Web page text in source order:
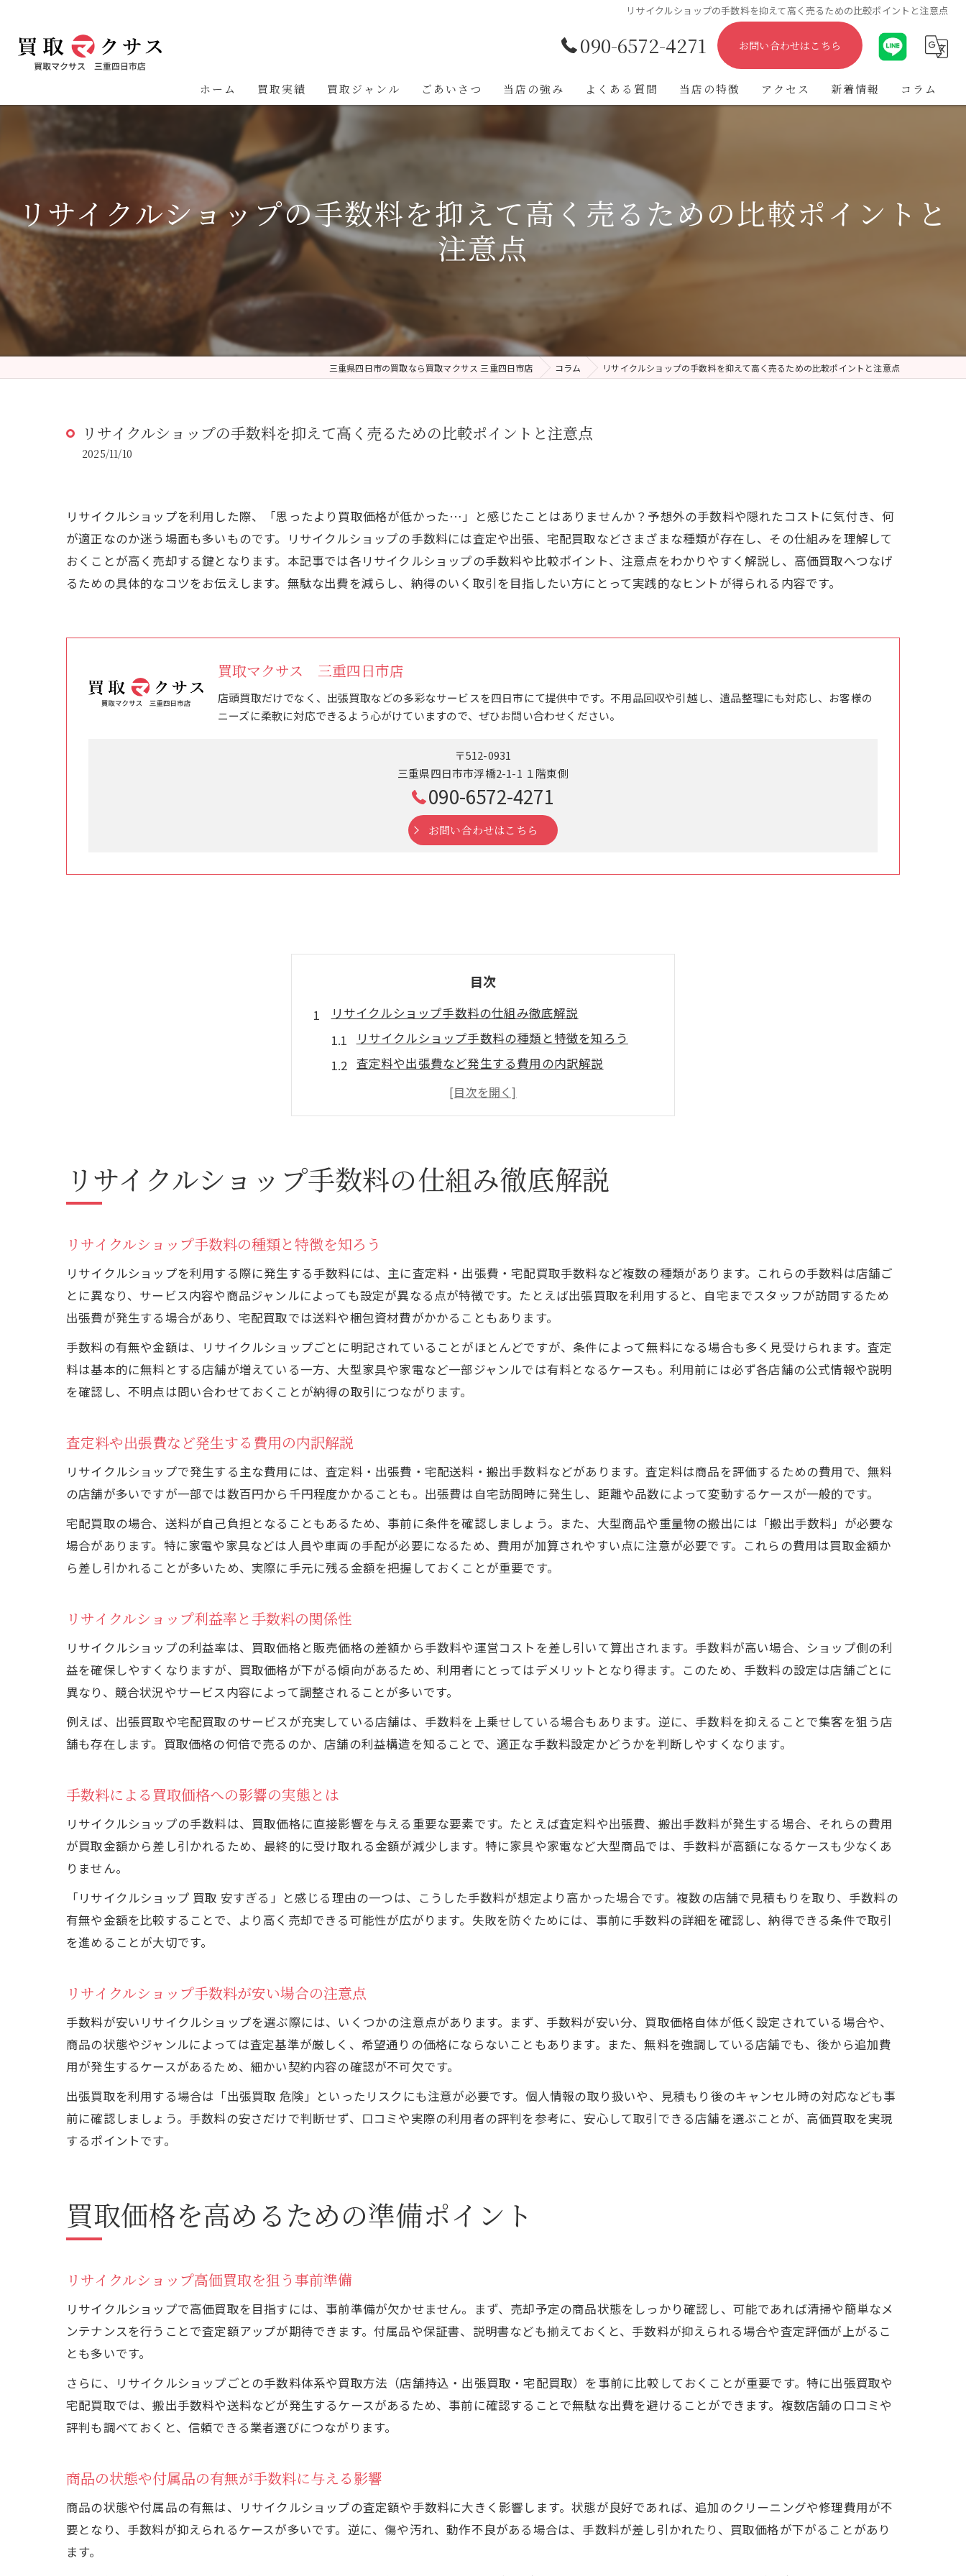
リサイクルショップの手数料を抑えて高く売るための比較ポイントと注意点
090-6572-4271 お問い合わせはこちら
ホーム 買取実績 買取ジャンル ごあいさつ 当店の強み よくある質問 当店の特徴
不用品
アクセス 新着情報 コラム
リサイクルショップの手数料を抑えて高く売るための比較ポイントと
注意点
三重県四日市の買取なら買取マクサス 三重四日市店 コラム リサイクルショップの手数料を抑えて高く売るための比較ポイントと注意点
リサイクルショップの手数料を抑えて高く売るための比較ポイントと注意点
2025/11/10
リサイクルショップを利用した際、「思ったより買取価格が低かった…」と感じたことはありませんか？予想外の手数料や隠れたコストに気付き、何
が適正なのか迷う場面も多いものです。リサイクルショップの手数料には査定や出張、宅配買取などさまざまな種類が存在し、その仕組みを理解して
おくことが高く売却する鍵となります。本記事では各リサイクルショップの手数料や比較ポイント、注意点をわかりやすく解説し、高価買取へつなげ
るための具体的なコツをお伝えします。無駄な出費を減らし、納得のいく取引を目指したい方にとって実践的なヒントが得られる内容です。
買取マクサス 三重四日市店
店頭買取だけでなく、出張買取などの多彩なサービスを四日市にて提供中です。不用品回収や引越し、遺品整理にも対応し、お客様の
ニーズに柔軟に対応できるよう心がけていますので、ぜひお問い合わせください。
〒512-0931
三重県四日市市浮橋2-1-1 １階東側
090-6572-4271
お問い合わせはこちら
目次
リサイクルショップ手数料の仕組み徹底解説
リサイクルショップ手数料の種類と特徴を知ろう
査定料や出張費など発生する費用の内訳解説
リサイクルショップ利益率と手数料の関係性
手数料による買取価格への影響の実態とは
買取価格を高めるための準備ポイント
リサイクルショップ高価買取を狙う事前準備
リサイクルショップ査定前にできるメンテナンス法
複数のリサイクルショップで買取相場を比較しよう
買取価格アップに繋がるリサイクルショップ選び
手数料が安すぎる時に注意すべき点
リサイクルショップ手数料が安すぎる背景とは
安い手数料がもたらす買取価格へのデメリット
リサイクルショップでよくある手数料トラブル事例
出張買取と手数料の関係を知る
リサイクルショップ出張買取と手数料の違い
出張買取で注意したい費用とその内訳
リサイクルショップ利用で出張費無料の条件
出張買取サービスのメリットとリスクを比較
納得の取引に近づく手数料比較法
リサイクルショップ手数料比較で失敗しないコツ
各リサイクルショップの手数料体系を理解しよう
買取価格と手数料のバランスを見極める方法
ネットと店舗のリサイクルショップ手数料の違い
リサイクルショップ手数料比較のポイント総まとめ
手数料が安いリサイクルショップの特徴とは
リサイクルショップ選びで重視したい口コミと評判
リサイクルショップ買取ランキングの活用法
リサイクルショップ手数料の仕組み徹底解説
リサイクルショップ手数料の種類と特徴を知ろう
リサイクルショップを利用する際に発生する手数料には、主に査定料・出張費・宅配買取手数料など複数の種類があります。これらの手数料は店舗ご
とに異なり、サービス内容や商品ジャンルによっても設定が異なる点が特徴です。たとえば出張買取を利用すると、自宅までスタッフが訪問するため
出張費が発生する場合があり、宅配買取では送料や梱包資材費がかかることもあります。
手数料の有無や金額は、リサイクルショップごとに明記されていることがほとんどですが、条件によって無料になる場合も多く見受けられます。査定
料は基本的に無料とする店舗が増えている一方、大型家具や家電など一部ジャンルでは有料となるケースも。利用前には必ず各店舗の公式情報や説明
を確認し、不明点は問い合わせておくことが納得の取引につながります。
査定料や出張費など発生する費用の内訳解説
リサイクルショップで発生する主な費用には、査定料・出張費・宅配送料・搬出手数料などがあります。査定料は商品を評価するための費用で、無料
の店舗が多いですが一部では数百円から千円程度かかることも。出張費は自宅訪問時に発生し、距離や品数によって変動するケースが一般的です。
宅配買取の場合、送料が自己負担となることもあるため、事前に条件を確認しましょう。また、大型商品や重量物の搬出には「搬出手数料」が必要な
場合があります。特に家電や家具などは人員や車両の手配が必要になるため、費用が加算されやすい点に注意が必要です。これらの費用は買取金額か
ら差し引かれることが多いため、実際に手元に残る金額を把握しておくことが重要です。
リサイクルショップ利益率と手数料の関係性
リサイクルショップの利益率は、買取価格と販売価格の差額から手数料や運営コストを差し引いて算出されます。手数料が高い場合、ショップ側の利
益を確保しやすくなりますが、買取価格が下がる傾向があるため、利用者にとってはデメリットとなり得ます。このため、手数料の設定は店舗ごとに
異なり、競合状況やサービス内容によって調整されることが多いです。
例えば、出張買取や宅配買取のサービスが充実している店舗は、手数料を上乗せしている場合もあります。逆に、手数料を抑えることで集客を狙う店
舗も存在します。買取価格の何倍で売るのか、店舗の利益構造を知ることで、適正な手数料設定かどうかを判断しやすくなります。
手数料による買取価格への影響の実態とは
リサイクルショップの手数料は、買取価格に直接影響を与える重要な要素です。たとえば査定料や出張費、搬出手数料が発生する場合、それらの費用
が買取金額から差し引かれるため、最終的に受け取れる金額が減少します。特に家具や家電など大型商品では、手数料が高額になるケースも少なくあ
りません。
「リサイクルショップ 買取 安すぎる」と感じる理由の一つは、こうした手数料が想定より高かった場合です。複数の店舗で見積もりを取り、手数料の
有無や金額を比較することで、より高く売却できる可能性が広がります。失敗を防ぐためには、事前に手数料の詳細を確認し、納得できる条件で取引
を進めることが大切です。
リサイクルショップ手数料が安い場合の注意点
手数料が安いリサイクルショップを選ぶ際には、いくつかの注意点があります。まず、手数料が安い分、買取価格自体が低く設定されている場合や、
商品の状態やジャンルによっては査定基準が厳しく、希望通りの価格にならないこともあります。また、無料を強調している店舗でも、後から追加費
用が発生するケースがあるため、細かい契約内容の確認が不可欠です。
出張買取を利用する場合は「出張買取 危険」といったリスクにも注意が必要です。個人情報の取り扱いや、見積もり後のキャンセル時の対応なども事
前に確認しましょう。手数料の安さだけで判断せず、口コミや実際の利用者の評判を参考に、安心して取引できる店舗を選ぶことが、高価買取を実現
するポイントです。
買取価格を高めるための準備ポイント
リサイクルショップ高価買取を狙う事前準備
リサイクルショップで高価買取を目指すには、事前準備が欠かせません。まず、売却予定の商品状態をしっかり確認し、可能であれば清掃や簡単なメ
ンテナンスを行うことで査定額アップが期待できます。付属品や保証書、説明書なども揃えておくと、手数料が抑えられる場合や査定評価が上がるこ
とも多いです。
さらに、リサイクルショップごとの手数料体系や買取方法（店舗持込・出張買取・宅配買取）を事前に比較しておくことが重要です。特に出張買取や
宅配買取では、搬出手数料や送料などが発生するケースがあるため、事前に確認することで無駄な出費を避けることができます。複数店舗の口コミや
評判も調べておくと、信頼できる業者選びにつながります。
商品の状態や付属品の有無が手数料に与える影響
商品の状態や付属品の有無は、リサイクルショップの査定額や手数料に大きく影響します。状態が良好であれば、追加のクリーニングや修理費用が不
要となり、手数料が抑えられるケースが多いです。逆に、傷や汚れ、動作不良がある場合は、手数料が差し引かれたり、買取価格が下がることがあり
ます。